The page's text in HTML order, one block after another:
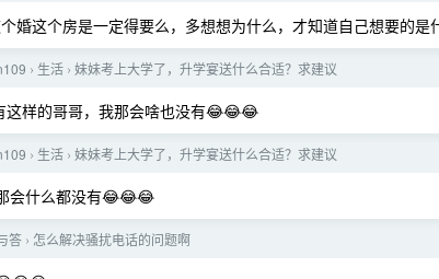
婚这个房是一定得要么，多想想为什么，才知道自己想要的是
› 生活 › 妹妹考上大学了，升学宴送什么合适？求建议
这样的哥哥，我那会啥也没有😂😂😂
› 生活 › 妹妹考上大学了，升学宴送什么合适？求建议
会什么都没有😂😂😂
答 › 怎么解决骚扰电话的问题啊